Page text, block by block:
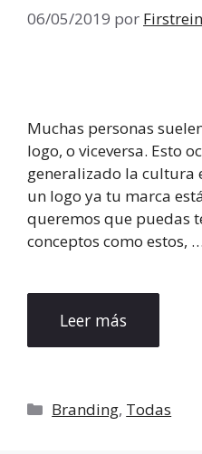
06/05/2019 por Firstrein
Muchas personas
logo, o viceversa. Esto
generalizado la cultura
un logo ya tu marca
queremos que puedas
conceptos como estos, …
Leer más
Categorías
Branding, Todas